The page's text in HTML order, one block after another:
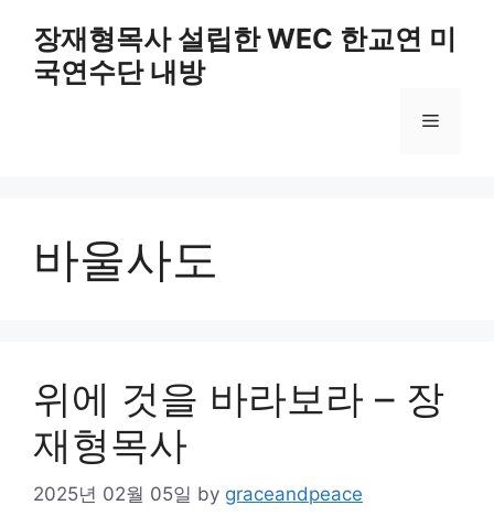
content
장재형목사 설립한 WEC 한교연 미
국연수단 내방
Menu
바울사도
위에 것을 바라보라 – 장
재형목사
2025년 02월 05일 by graceandpeace